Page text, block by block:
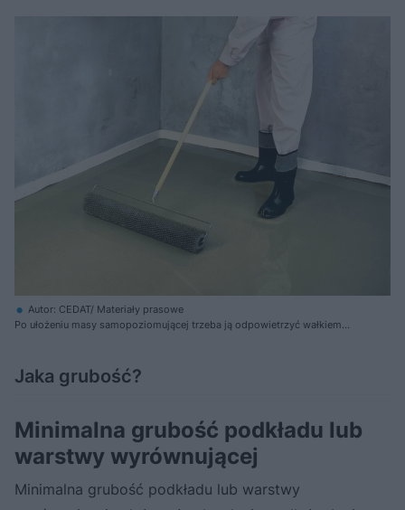
Autor: CEDAT/ Materiały prasowe
Po ułożeniu masy samopoziomującej trzeba ją odpowietrzyć wałkiem
Jaka grubość?
Minimalna grubość podkładu lub
warstwy wyrównującej
Minimalna grubość podkładu lub warstwy